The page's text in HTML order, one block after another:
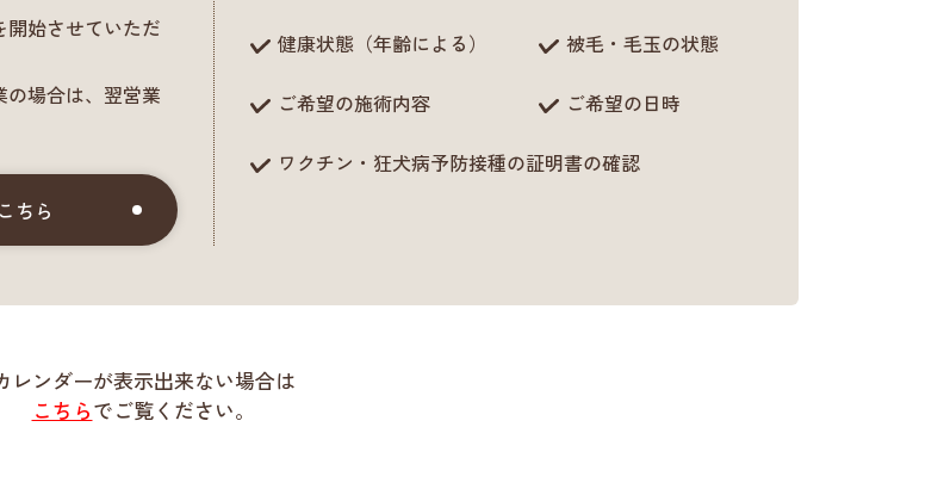
始させていただ
場合は、翌営業
ちら
健康状態（年齢による） 被毛・毛玉の状態
ご希望の施術内容 ご希望の日時
ワクチン・狂犬病予防接種の証明書の確認
レンダーが表示出来ない場合は
こちらでご覧ください。